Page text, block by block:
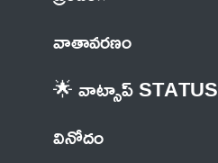
వాతావరణం
🌟 వాట్సాప్ STATUS
వినోదం